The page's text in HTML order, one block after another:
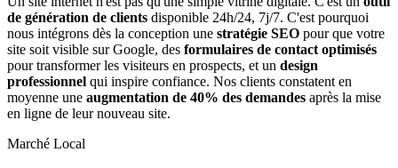
de génération de clients disponible 24h/24, 7j/7. C'est pourquoi
nous intégrons dès la conception une stratégie SEO pour que votre
site soit visible sur Google, des formulaires de contact optimisés
pour transformer les visiteurs en prospects, et un design
professionnel qui inspire confiance. Nos clients constatent en
moyenne une augmentation de 40% des demandes après la mise
en ligne de leur nouveau site.
Marché Local